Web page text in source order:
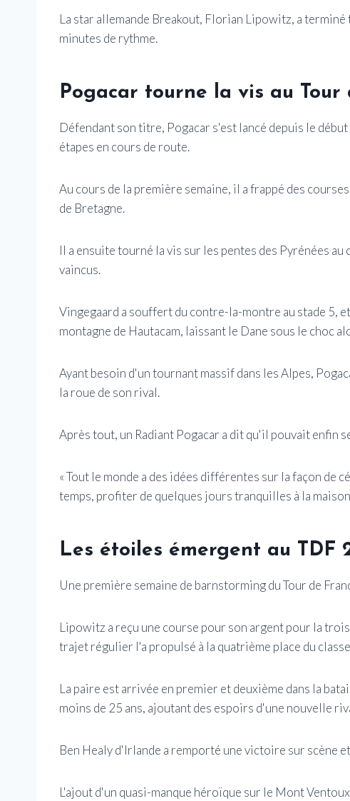
La star allemande Breakout, Florian Lipowitz, a
minutes de rythme.
Pogacar tourne la vis au Tour
Défendant son titre, Pogacar s'est lancé depuis le
étapes en cours de route.
Au cours de la première semaine, il a frappé des
de Bretagne.
Il a ensuite tourné la vis sur les pentes des Pyrénées au
vaincus.
Vingegaard a souffert du contre-la-montre au stade 5,
montagne de Hautacam, laissant le Dane sous le choc
Ayant besoin d'un tournant massif dans les Alpes,
la roue de son rival.
Après tout, un Radiant Pogacar a dit qu'il pouvait enfin
« Tout le monde a des idées différentes sur la façon de
temps, profiter de quelques jours tranquilles à la
Les étoiles émergent au TDF
Une première semaine de barnstorming du Tour de
Lipowitz a reçu une course pour son argent pour la
trajet régulier l'a propulsé à la quatrième place du
La paire est arrivée en premier et deuxième dans la
moins de 25 ans, ajoutant des espoirs d'une nouvelle
Ben Healy d'Irlande a remporté une victoire sur scène
L'ajout d'un quasi-manque héroïque sur le Mont